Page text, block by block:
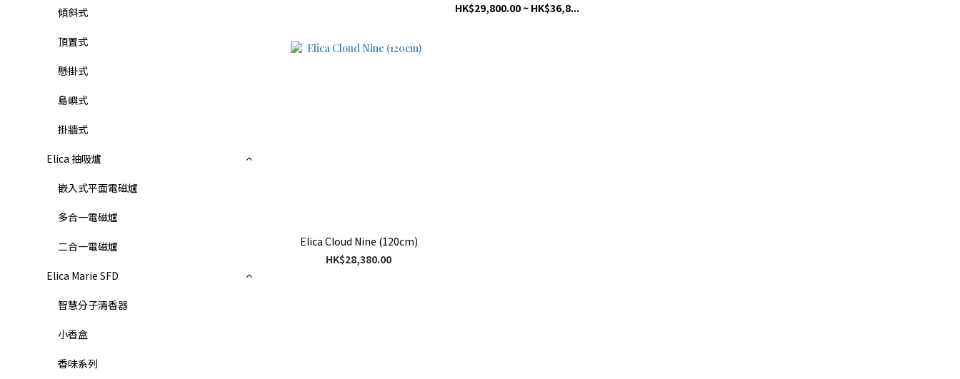
傾斜式
頂置式
懸掛式
島嶼式
掛牆式
Elica 抽吸爐
嵌入式平面電磁爐
多合一電磁爐
二合一電磁爐
Elica Marie SFD
智慧分子清香器
小香盒
香味系列
HK$29,800.00 ~ HK$36,8...
Elica Cloud Nine (120cm)
HK$28,380.00